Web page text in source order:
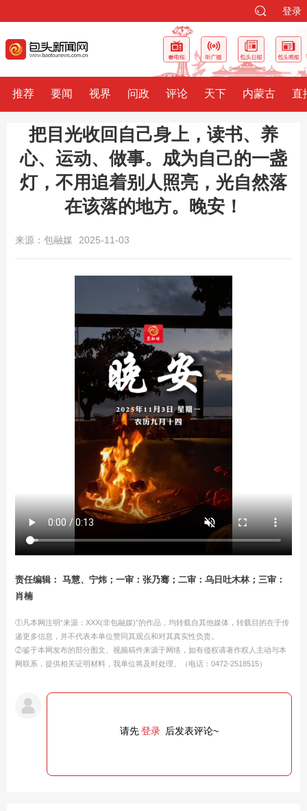
登录
推荐 要闻 视界 问政 评论 天下 内蒙古 直
把目光收回自己身上，读书、养
心、运动、做事。成为自己的一盏
灯，不用追着别人照亮，光自然落
在该落的地方。晚安！
来源：包融媒 2025-11-03
责任编辑： 马慧、宁炜；一审：张乃骞；二审：乌日吐木林；三审：
肖楠
①凡本网注明“来源：XXX(非包融媒)”的作品，均转载自其他媒体，转载目的在于传
递更多信息，并不代表本单位赞同其观点和对其真实性负责。
②鉴于本网发布的部分图文、视频稿件来源于网络，如有侵权请著作权人主动与本
网联系，提供相关证明材料，我单位将及时处理。（电话：0472-2518515）
请先登录 后发表评论~